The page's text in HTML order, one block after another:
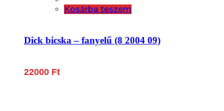
Kosárba teszem
Dick bicska – fanyelű (8 2004 09)
22000 Ft